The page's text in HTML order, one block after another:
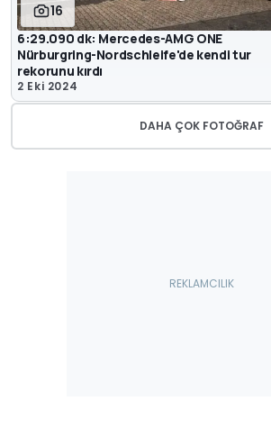
16
6:29.090 dk: Mercedes-AMG ONE
Nürburgring-Nordschleife'de kendi tur
rekorunu kırdı
2 Eki 2024
DAHA ÇOK FOTOĞRAF